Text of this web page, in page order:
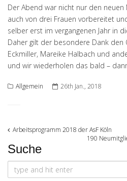
Der Abend war nicht nur den
auch von drei Frauen vorbereitet
selber erst im vergangenen Jahr in
Daher gilt der besondere Dank den
Eckmiller, Mareike Halbach und
und wir wiederholen das bald –
Allgemein 26th Jan., 2018
Post
navigation
Arbeitsprogramm 2018 der AsF Köln
190
Suche
Search
for: